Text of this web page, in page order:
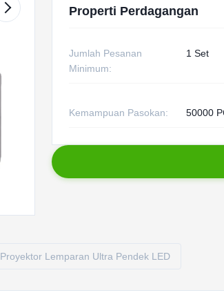
Properti Perdagangan
Jumlah Pesanan
Minimum:
1 Set
Kemampuan Pasokan: 50000
Proyektor Lemparan Ultra Pendek LED